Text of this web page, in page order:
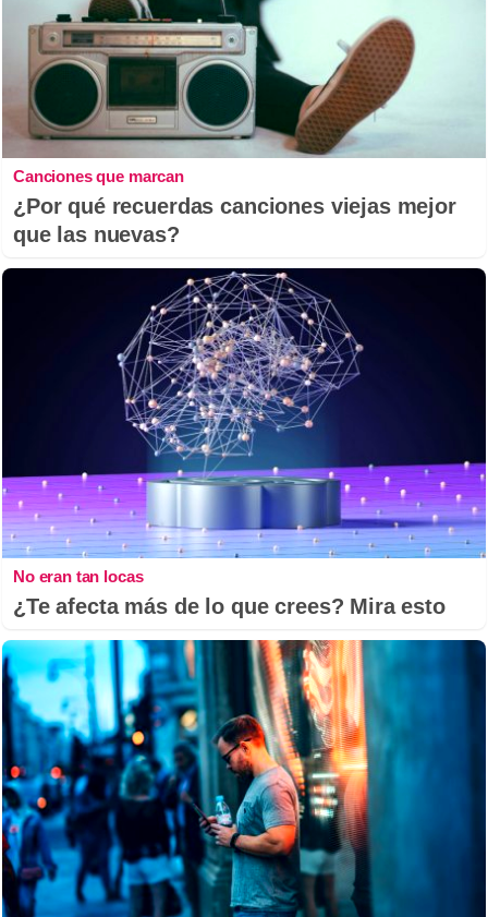
Canciones que marcan
¿Por qué recuerdas canciones viejas mejor
que las nuevas?
No eran tan locas
¿Te afecta más de lo que crees? Mira esto